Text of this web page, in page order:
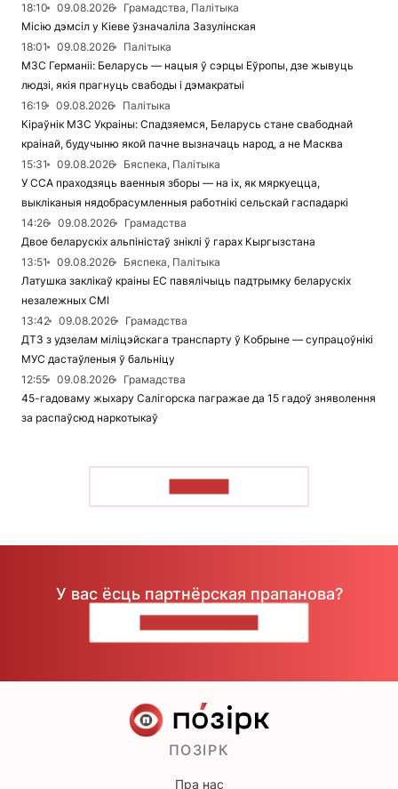
18:10
09.08.2026
Грамадства, Палітыка
Місію дэмсіл у Кіеве ўзначаліла Зазулінская
18:01
09.08.2026
Палітыка
МЗС Германіі: Беларусь — нацыя ў сэрцы Еўропы, дзе жывуць
людзі, якія прагнуць свабоды і дэмакратыі
16:19
09.08.2026
Палітыка
Кіраўнік МЗС Украіны: Спадзяемся, Беларусь стане свабоднай
краінай, будучыню якой пачне вызначаць народ, а не Масква
15:31
09.08.2026
Бяспека, Палітыка
У ССА праходзяць ваенныя зборы — на іх, як мяркуецца,
выкліканыя нядобрасумленныя работнікі сельскай гаспадаркі
14:26
09.08.2026
Грамадства
Двое беларускіх альпіністаў зніклі ў гарах Кыргызстана
13:51
09.08.2026
Бяспека, Палітыка
Латушка заклікаў краіны ЕС павялічыць падтрымку беларускіх
незалежных СМІ
13:42
09.08.2026
Грамадства
ДТЗ з удзелам міліцэйскага транспарту ў Кобрыне — супрацоўнікі
МУС дастаўленыя ў бальніцу
12:55
09.08.2026
Грамадства
45-гадоваму жыхару Салігорска пагражае да 15 гадоў зняволення
за распаўсюд наркотыкаў
У вас ёсць партнёрская прапанова?
ПОЗІРК
Пра нас